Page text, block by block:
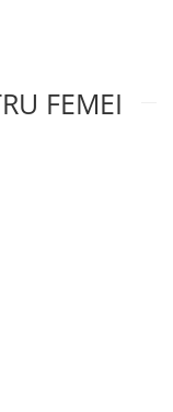
FEMEI